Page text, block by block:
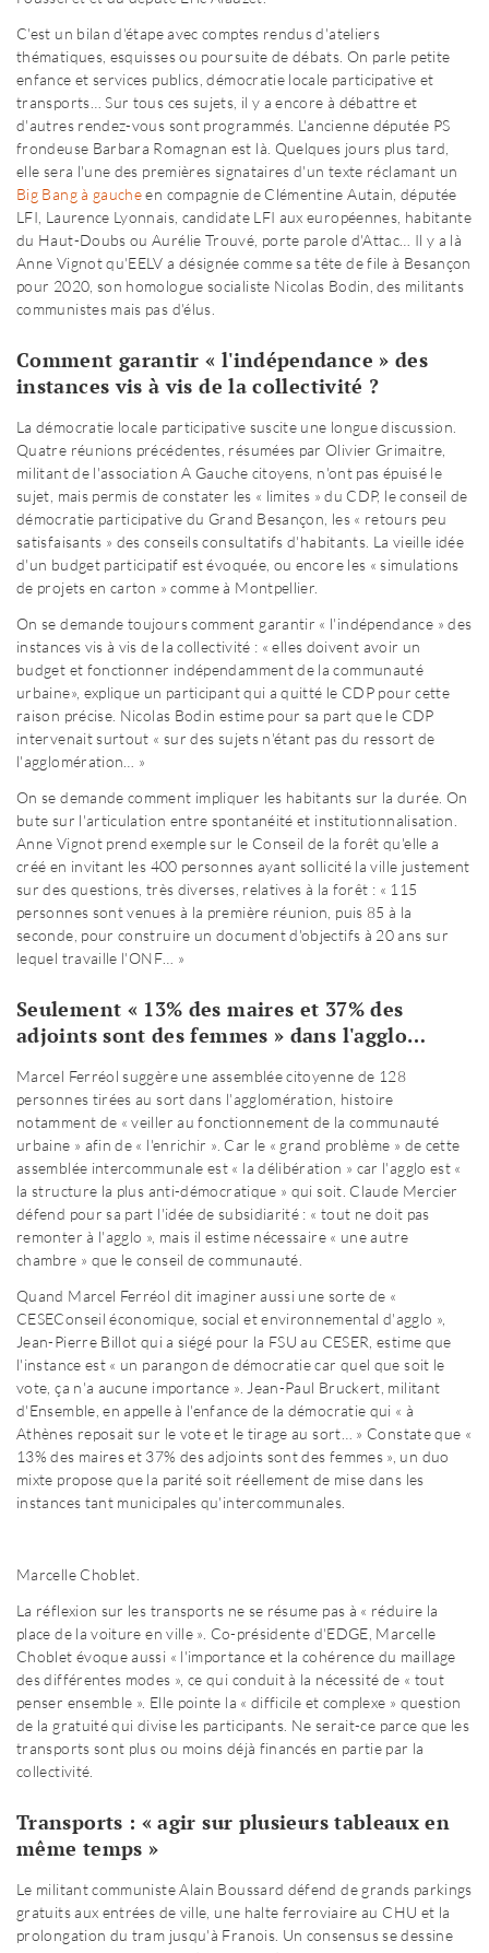
C'est un bilan d'étape avec comptes rendus d'ateliers
thématiques, esquisses ou poursuite de débats. On parle petite
enfance et services publics, démocratie locale participative et
transports… Sur tous ces sujets, il y a encore à débattre et
d'autres rendez-vous sont programmés. L'ancienne députée PS
frondeuse Barbara Romagnan est là. Quelques jours plus tard,
elle sera l'une des premières signataires d'un texte réclamant un
Big Bang à gaucheen compagnie de Clémentine Autain, députée
LFI, Laurence Lyonnais, candidate LFI aux européennes, habitante
du Haut-Doubs ou Aurélie Trouvé, porte parole d'Attac… Il y a là
Anne Vignot qu'EELV a désignée comme sa tête de file à Besançon
pour 2020, son homologue socialiste Nicolas Bodin, des militants
communistes mais pas d'élus.
Comment garantir « l'indépendance » des
instances vis à vis de la collectivité ?
La démocratie locale participative suscite une longue discussion.
Quatre réunions précédentes, résumées par Olivier Grimaitre,
militant de l'association A Gauche citoyens, n'ont pas épuisé le
sujet, mais permis de constater les « limites » du CDP, le conseil de
démocratie participative du Grand Besançon, les « retours peu
satisfaisants » des conseils consultatifs d'habitants. La vieille idée
d'un budget participatif est évoquée, ou encore les « simulations
de projets en carton » comme à Montpellier.
On se demande toujours comment garantir « l'indépendance » des
instances vis à vis de la collectivité : « elles doivent avoir un
budget et fonctionner indépendamment de la communauté
urbaine», explique un participant qui a quitté le CDP pour cette
raison précise. Nicolas Bodin estime pour sa part que le CDP
intervenait surtout « sur des sujets n'étant pas du ressort de
l'agglomération… »
On se demande comment impliquer les habitants sur la durée. On
bute sur l'articulation entre spontanéité et institutionnalisation.
Anne Vignot prend exemple sur le Conseil de la forêt qu'elle a
créé en invitant les 400 personnes ayant sollicité la ville justement
sur des questions, très diverses, relatives à la forêt : « 115
personnes sont venues à la première réunion, puis 85 à la
seconde, pour construire un document d'objectifs à 20 ans sur
lequel travaille l'ONF… »
Seulement « 13% des maires et 37% des
adjoints sont des femmes » dans l'agglo…
Marcel Ferréol suggère une assemblée citoyenne de 128
personnes tirées au sort dans l'agglomération, histoire
notamment de « veiller au fonctionnement de la communauté
urbaine » afin de « l'enrichir ». Car le « grand problème » de cette
assemblée intercommunale est « la délibération » car l'agglo est «
la structure la plus anti-démocratique » qui soit. Claude Mercier
défend pour sa part l'idée de subsidiarité : « tout ne doit pas
remonter à l'agglo », mais il estime nécessaire « une autre
chambre » que le conseil de communauté.
Quand Marcel Ferréol dit imaginer aussi une sorte de «
CESEConseil économique, social et environnemental d'agglo »,
Jean-Pierre Billot qui a siégé pour la FSU au CESER, estime que
l'instance est « un parangon de démocratie car quel que soit le
vote, ça n'a aucune importance ». Jean-Paul Bruckert, militant
d'Ensemble, en appelle à l'enfance de la démocratie qui « à
Athènes reposait sur le vote et le tirage au sort… » Constate que «
13% des maires et 37% des adjoints sont des femmes », un duo
mixte propose que la parité soit réellement de mise dans les
instances tant municipales qu'intercommunales.
Marcelle Choblet.
La réflexion sur les transports ne se résume pas à « réduire la
place de la voiture en ville ». Co-présidente d'EDGE, Marcelle
Choblet évoque aussi « l'importance et la cohérence du maillage
des différentes modes », ce qui conduit à la nécessité de « tout
penser ensemble ». Elle pointe la « difficile et complexe » question
de la gratuité qui divise les participants. Ne serait-ce parce que les
transports sont plus ou moins déjà financés en partie par la
collectivité.
Transports : « agir sur plusieurs tableaux en
même temps »
Le militant communiste Alain Boussard défend de grands parkings
gratuits aux entrées de ville, une halte ferroviaire au CHU et la
prolongation du tram jusqu'à Franois. Un consensus se dessine